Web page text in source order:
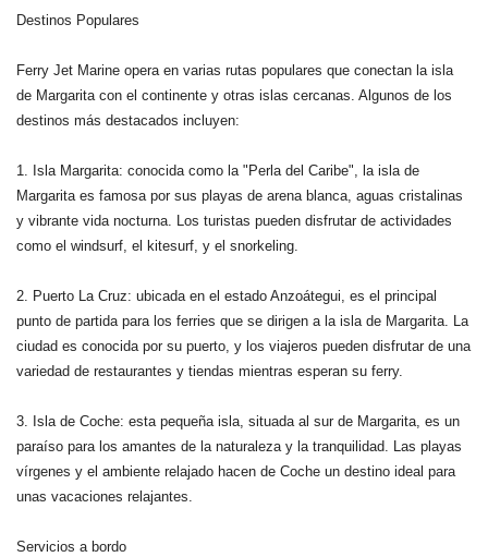
Destinos Populares
Ferry Jet Marine opera en varias rutas populares que conectan la isla
de Margarita con el continente y otras islas cercanas. Algunos de los
destinos más destacados incluyen:
1. Isla Margarita: conocida como la "Perla del Caribe", la isla de
Margarita es famosa por sus playas de arena blanca, aguas cristalinas
y vibrante vida nocturna. Los turistas pueden disfrutar de actividades
como el windsurf, el kitesurf, y el snorkeling.
2. Puerto La Cruz: ubicada en el estado Anzoátegui, es el principal
punto de partida para los ferries que se dirigen a la isla de Margarita. La
ciudad es conocida por su puerto, y los viajeros pueden disfrutar de una
variedad de restaurantes y tiendas mientras esperan su ferry.
3. Isla de Coche: esta pequeña isla, situada al sur de Margarita, es un
paraíso para los amantes de la naturaleza y la tranquilidad. Las playas
vírgenes y el ambiente relajado hacen de Coche un destino ideal para
unas vacaciones relajantes.
Servicios a bordo